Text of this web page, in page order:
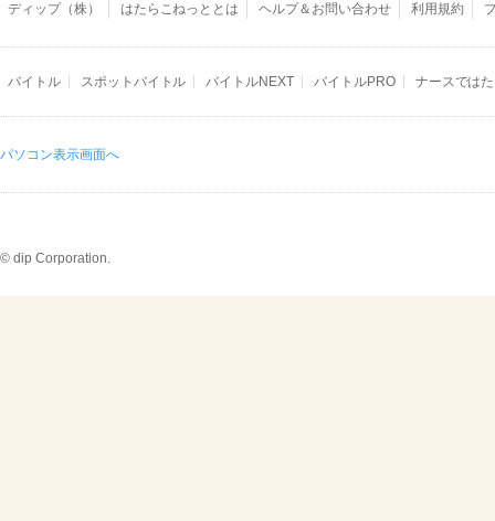
ディップ（株） はたらこねっととは ヘルプ＆お問い合わせ 利用規約
バイトル スポットバイトル バイトルNEXT バイトルPRO ナースでは
パソコン表示画面へ
© dip Corporation.